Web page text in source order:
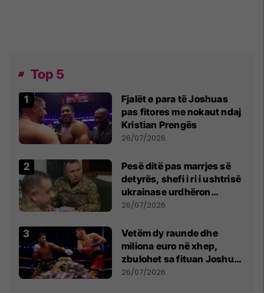
Top 5
Fjalët e para të Joshuas
pas fitores me nokaut ndaj
Kristian Prengës
26/07/2026
Pesë ditë pas marrjes së
detyrës, shefi i ri i ushtrisë
ukrainase urdhëron
kontroll të madh
26/07/2026
Vetëm dy raunde dhe
miliona euro në xhep,
zbulohet sa fituan Joshua
e Prenga
26/07/2026